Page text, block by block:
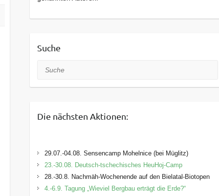
Suche
Suche
Die nächsten Aktionen:
29.07.-04.08. Sensencamp Mohelnice (bei Müglitz)
23.-30.08. Deutsch-tschechisches HeuHoj-Camp
28.-30.8. Nachmäh-Wochenende auf den Bielatal-Biotopen
4.-6.9. Tagung „Wieviel Bergbau erträgt die Erde?“